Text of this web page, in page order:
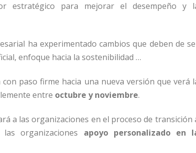
estratégico para mejorar el desempeño y
ha experimentado cambios que deben de
enfoque hacia la sostenibilidad …
con paso firme hacia una nueva versión que verá
entre octubre y noviembre.
a las organizaciones en el proceso de transición
organizaciones apoyo personalizado en